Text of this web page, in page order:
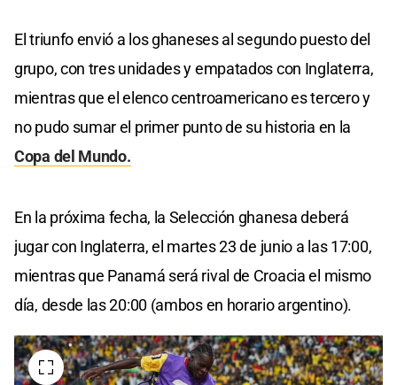
El triunfo envió a los ghaneses al segundo puesto del
grupo, con tres unidades y empatados con Inglaterra,
mientras que el elenco centroamericano es tercero y
no pudo sumar el primer punto de su historia en la
Copa del Mundo.
En la próxima fecha, la Selección ghanesa deberá
jugar con Inglaterra, el martes 23 de junio a las 17:00,
mientras que Panamá será rival de Croacia el mismo
día, desde las 20:00 (ambos en horario argentino).